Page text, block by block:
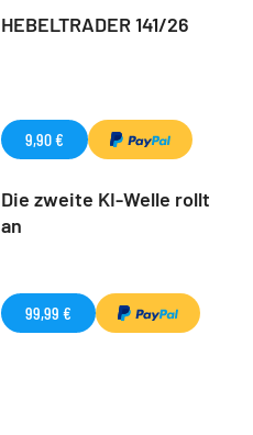
HEBELTRADER 141/26
9,90 €
Die zweite KI-Welle rollt
an
99,99 €